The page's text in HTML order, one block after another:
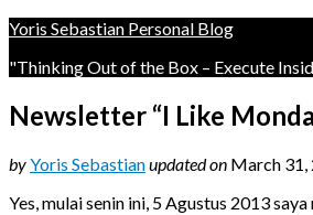
Yoris Sebastian Personal Blog
"Thinking Out of the Box – Execute
Newsletter “I Like
byYoris Sebastianupdated on March 31,
Yes, mulai senin ini, 5 Agustus 2013